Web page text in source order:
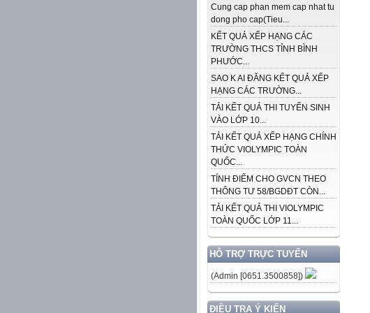
Cung cap phan mem cap nhat tu
dong pho cap(Tieu...
KẾT QUẢ XẾP HẠNG CÁC
TRƯỜNG THCS TỈNH BÌNH
PHƯỚC...
SAO K AI ĐĂNG KẾT QUẢ XẾP
HẠNG CÁC TRƯỜNG...
TẢI KẾT QUẢ THI TUYỂN SINH
VÀO LỚP 10...
TẢI KẾT QUẢ XẾP HẠNG CHÍNH
THỨC VIOLYMPIC TOÀN
QUỐC...
TÍNH ĐIỂM CHO GVCN THEO
THÔNG TƯ 58/BGDĐT CÒN...
TẢI KẾT QUẢ THI VIOLYMPIC
TOÀN QUỐC LỚP 11...
HỖ TRỢ TRỰC TUYẾN
(Admin [0651.3500858])
ĐIỀU TRA Ý KIẾN